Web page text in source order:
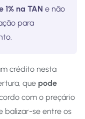
na TAN e não
para
crédito nesta
que pode
com o preçário
balizar-se entre os